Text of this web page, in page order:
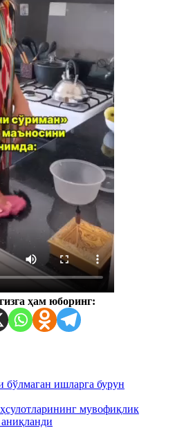
ҳам юборинг:
бўлмаган ишларга бурун
мувофиқлик